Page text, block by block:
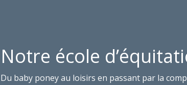
Notre école
Du baby poney au loisirs en passant par la